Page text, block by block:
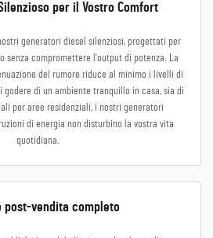
per il Vostro Comfort
generatori diesel silenziosi, progettati per
senza compromettere l'output di potenza. La
del rumore riduce al minimo i livelli di
godere di un ambiente tranquillo in casa, sia di
per aree residenziali, i nostri generatori
di energia non disturbino la vostra vita
quotidiana.
post-vendita completo